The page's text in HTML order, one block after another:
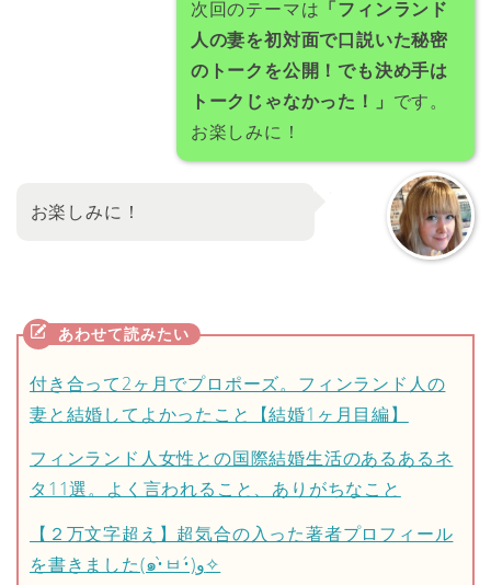
次回のテーマは 「フィンランド
人の妻を初対面で口説いた秘密
のトークを公開！でも決め手は
トークじゃなかった！」 です。
お楽しみに！
お楽しみに！
付き合って2ヶ月でプロポーズ。フィンランド人の
妻と結婚してよかったこと【結婚1ヶ月目編】
フィンランド人女性との国際結婚生活のあるあるネ
タ11選。よく言われること、ありがちなこと
【２万文字超え】超気合の入った著者プロフィール
を書きました(๑•̀ㅂ•́)و✧